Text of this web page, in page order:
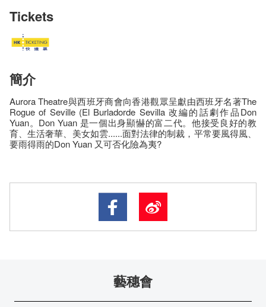
Tickets
簡介
Aurora Theatre與西班牙商會向香港觀眾呈獻由西班牙名著The
Rogue of Seville (El Burladorde Sevilla 改編的話劇作品Don
Yuan。Don Yuan 是一個出身顯懗的富二代。他接受良好的教
育、生活奢華、美女如雲......面對法律的制裁，平常要風得風、
要雨得雨的Don Yuan 又可否化險為夷?
藝穗會